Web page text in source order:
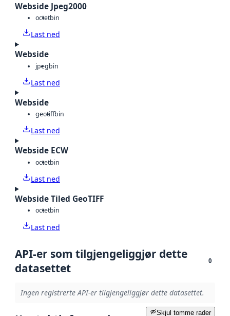
Webside Jpeg2000
octetbin
Last ned
Webside
jpegbin
Last ned
Webside
geotiffbin
Last ned
Webside ECW
octetbin
Last ned
Webside Tiled GeoTIFF
octetbin
Last ned
API-er som tilgjengeliggjør dette
datasettet
0
Ingen registrerte API-er tilgjengeliggjør dette datasettet.
Skjul tomme rader